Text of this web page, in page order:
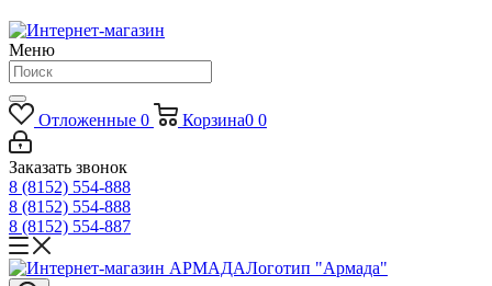
Меню
Отложенные 0 Корзина0 0
Заказать звонок
8 (8152) 554-888
8 (8152) 554-888
8 (8152) 554-887
Логотип "Армада"